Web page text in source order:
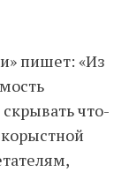
пишет: «Из
что-